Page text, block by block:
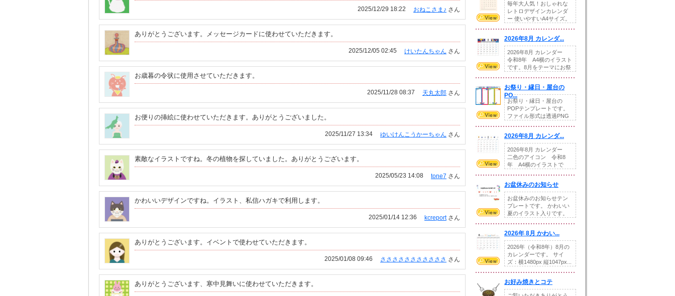
おねこさま♪ さん
2025/12/29 18:22
ありがとうございます。メッセージカードに使わせていただきます。
けいたんちゃん さん
2025/12/05 02:45
お歳暮の令状に使用させていただきます。
天丸太郎 さん
2025/11/28 08:37
お便りの挿絵に使わせていただきます。ありがとうございました。
ゆいけんこうかーちゃん さん
2025/11/27 13:34
素敵なイラストですね。冬の植物を探していました。ありがとうございます。
tone7 さん
2025/05/23 14:08
かわいいデザインですね。イラスト、私信ハガキで利用します。
kcreportさん
2025/01/14 12:36
ありがとうございます。イベントで使わせていただきます。
さささささささささささ さん
2025/01/08 09:46
ありがとうございます、寒中見舞いに使わせていただきます。
毎年大人気！おしゃれな
レトロデザインカレンダ
ー 使いやすいA4サイズ。
2026年8月 カレンダ...
2026年8月 カレンダー
令和8年 A4横のイラスト
です。8月をテーマにお祭
お祭り・縁日・屋台の
PO...
お祭り・縁日・屋台の
POPテンプレートです。
ファイル形式は透過PNG
2026年8月 カレンダ...
2026年8月 カレンダー
二色のアイコン 令和8
年 A4横のイラストで
お盆休みのお知らせ
お盆休みのお知らせテン
プレートです。 かわいい
夏のイラスト入りです。
2026年 8月 かわい...
2026年（令和8年）8月の
カレンダーです。 サイ
ズ：横1480px 縦1047px...
お好み焼きとコテ